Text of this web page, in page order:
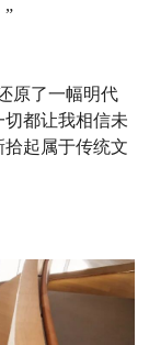
”
原了一幅明代
都让我相信未
起属于传统文